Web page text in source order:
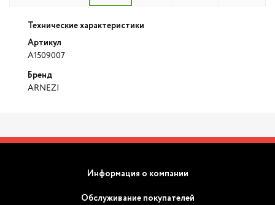
Технические характеристики
Артикул
A1509007
Бренд
ARNEZI
Информация о компании
Обслуживание покупателей